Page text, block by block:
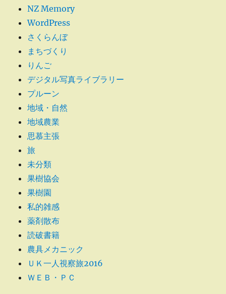
ジ
送
り
NZ Memory
WordPress
さくらんぼ
まちづくり
りんご
デジタル写真ライブラリー
プルーン
地域・自然
地域農業
思慕主張
旅
未分類
果樹協会
果樹園
私的雑感
薬剤散布
読破書籍
農具メカニック
ＵＫ一人視察旅2016
ＷＥＢ・ＰＣ